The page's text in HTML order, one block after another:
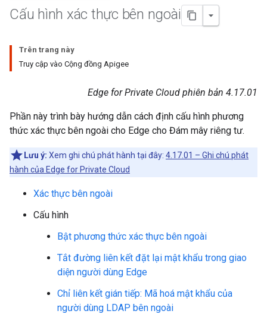
Cấu hình xác thực bên ngoài
Trên trang này
Truy cập vào Cộng đồng Apigee
Edge for Private Cloud phiên bản 4.17.01
Phần này trình bày hướng dẫn cách định cấu hình phương
thức xác thực bên ngoài cho Edge cho Đám mây riêng tư.
Lưu ý: Xem ghi chú phát hành tại đây: 4.17.01 – Ghi chú phát
hành của Edge for Private Cloud
Xác thực bên ngoài
Cấu hình
Bật phương thức xác thực bên ngoài
Tắt đường liên kết đặt lại mật khẩu trong giao
diện người dùng Edge
Chỉ liên kết gián tiếp: Mã hoá mật khẩu của
người dùng LDAP bên ngoài